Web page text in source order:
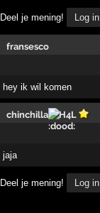
Deel je mening! Log in
fransesco
hey ik wil komen
chinchilla
H4L
jaja
Deel je mening! Log in